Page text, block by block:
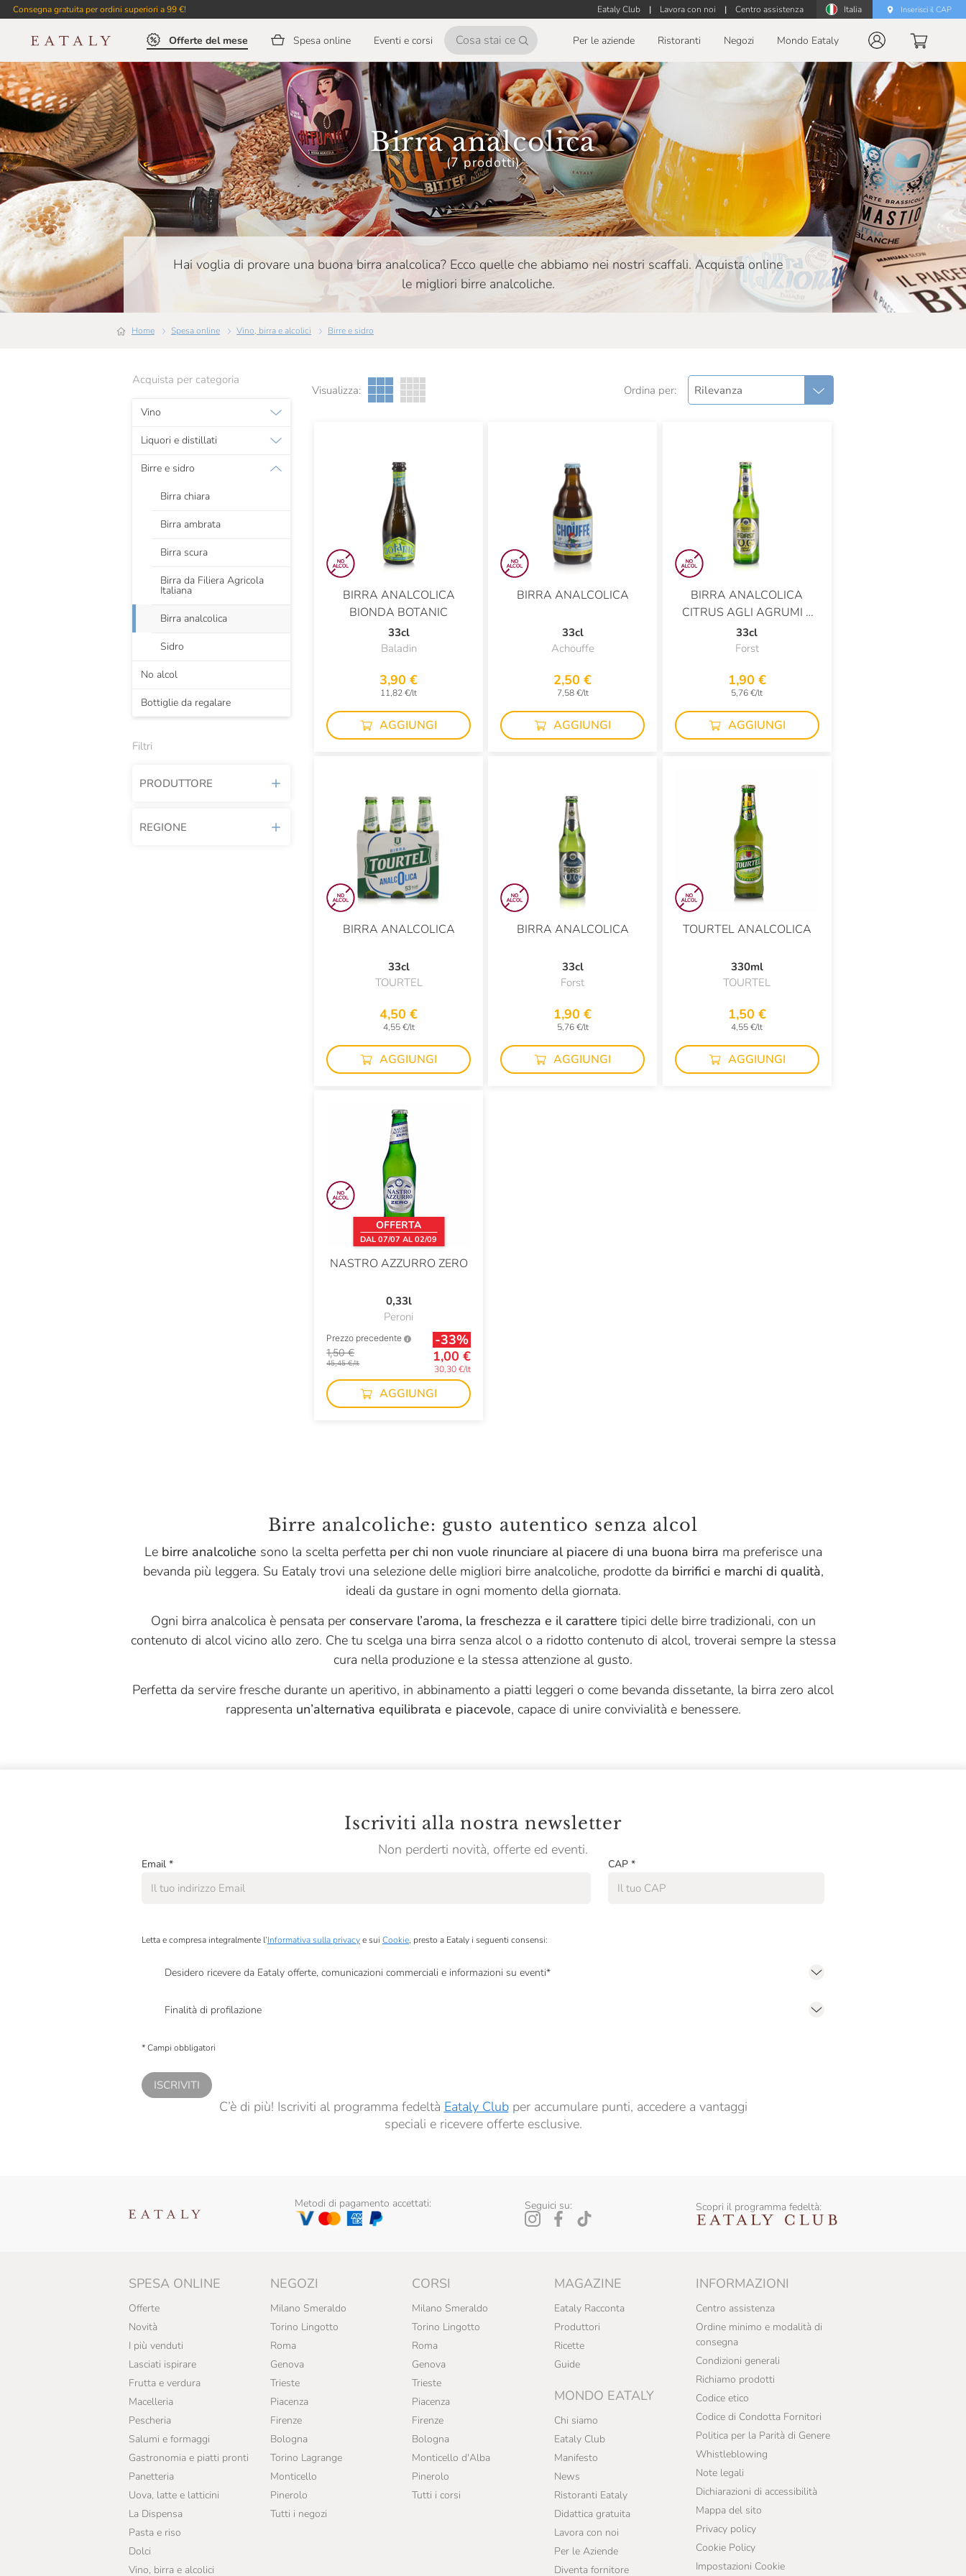
Consegna gratuita per ordini superiori a 99 €! Eataly Club | Lavora con noi | Centro assistenza Italia Inserisci il CAP
Offerte del mese Spesa online Eventi e corsi Per le aziende Ristoranti Negozi Mondo Eataly
Birra analcolica
(7 prodotti)
Hai voglia di provare una buona birra analcolica? Ecco quelle che abbiamo nei nostri scaffali. Acquista online
le migliori birre analcoliche.
Home Spesa online Vino, birra e alcolici Birre e sidro
Acquista per categoria
Vino
Liquori e distillati
Birre e sidro
Birra chiara
Birra ambrata
Birra scura
Birra da Filiera Agricola
Italiana
Birra analcolica
Sidro
No alcol
Bottiglie da regalare
Filtri
PRODUTTORE
Achouffe
REGIONE
Visualizza: Ordina per: Rilevanza
BIRRA ANALCOLICA
BIONDA BOTANIC
33cl
Baladin
3,90 €
11,82 €/lt
AGGIUNGI
BIRRA ANALCOLICA
33cl
Achouffe
2,50 €
7,58 €/lt
AGGIUNGI
BIRRA ANALCOLICA
CITRUS AGLI AGRUMI E
ERBE
33cl
Forst
1,90 €
5,76 €/lt
AGGIUNGI
BIRRA ANALCOLICA
33cl
TOURTEL
4,50 €
4,55 €/lt
AGGIUNGI
BIRRA ANALCOLICA
33cl
Forst
1,90 €
5,76 €/lt
AGGIUNGI
TOURTEL ANALCOLICA
330ml
TOURTEL
1,50 €
4,55 €/lt
AGGIUNGI
OFFERTA
DAL 07/07 AL 02/09
NASTRO AZZURRO ZERO
0,33l
Peroni
Prezzo precedente
1,50 €
45,45 €/lt
-33%
1,00 €
30,30 €/lt
AGGIUNGI
Birre analcoliche: gusto autentico senza alcol
Le birre analcoliche sono la scelta perfetta per chi non vuole rinunciare al piacere di una buona birra ma preferisce una
bevanda più leggera. Su Eataly trovi una selezione delle migliori birre analcoliche, prodotte da birrifici e marchi di qualità,
ideali da gustare in ogni momento della giornata.
Ogni birra analcolica è pensata per conservare l’aroma, la freschezza e il carattere tipici delle birre tradizionali, con un
contenuto di alcol vicino allo zero. Che tu scelga una birra senza alcol o a ridotto contenuto di alcol, troverai sempre la stessa
cura nella produzione e la stessa attenzione al gusto.
Perfetta da servire fresche durante un aperitivo, in abbinamento a piatti leggeri o come bevanda dissetante, la birra zero alcol
rappresenta un’alternativa equilibrata e piacevole, capace di unire convivialità e benessere.
Iscriviti alla nostra newsletter
Non perderti novità, offerte ed eventi.
Email * CAP *
Letta e compresa integralmente l’Informativa sulla privacye sui Cookie, presto a Eataly i seguenti consensi:
Desidero ricevere da Eataly offerte, comunicazioni commerciali e informazioni su eventi*
Finalità di profilazione
* Campi obbligatori
ISCRIVITI
C’è di più! Iscriviti al programma fedeltà Eataly Clubper accumulare punti, accedere a vantaggi
speciali e ricevere offerte esclusive.
Metodi di pagamento accettati: Seguici su: Scopri il programma fedeltà:
SPESA ONLINE
Offerte
Novità
I più venduti
Lasciati ispirare
Frutta e verdura
Macelleria
Pescheria
Salumi e formaggi
Gastronomia e piatti pronti
Panetteria
Uova, latte e latticini
La Dispensa
Pasta e riso
Dolci
Vino, birra e alcolici
NEGOZI
Milano Smeraldo
Torino Lingotto
Roma
Genova
Trieste
Piacenza
Firenze
Bologna
Torino Lagrange
Monticello
Pinerolo
Tutti i negozi
CORSI
Milano Smeraldo
Torino Lingotto
Roma
Genova
Trieste
Piacenza
Firenze
Bologna
Monticello d'Alba
Pinerolo
Tutti i corsi
MAGAZINE
Eataly Racconta
Produttori
Ricette
Guide
MONDO EATALY
Chi siamo
Eataly Club
Manifesto
News
Ristoranti Eataly
Didattica gratuita
Lavora con noi
Per le Aziende
Diventa fornitore
INFORMAZIONI
Centro assistenza
Ordine minimo e modalità di
consegna
Condizioni generali
Richiamo prodotti
Codice etico
Codice di Condotta Fornitori
Politica per la Parità di Genere
Whistleblowing
Note legali
Dichiarazioni di accessibilità
Mappa del sito
Privacy policy
Cookie Policy
Impostazioni Cookie